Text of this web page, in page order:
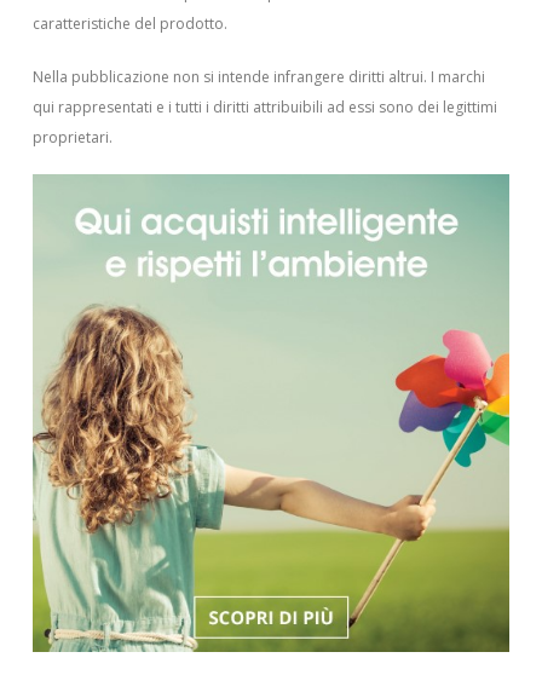
caratteristiche del prodotto.
Nella pubblicazione non si intende infrangere diritti altrui. I marchi
qui rappresentati e i tutti i diritti attribuibili ad essi sono dei legittimi
proprietari.